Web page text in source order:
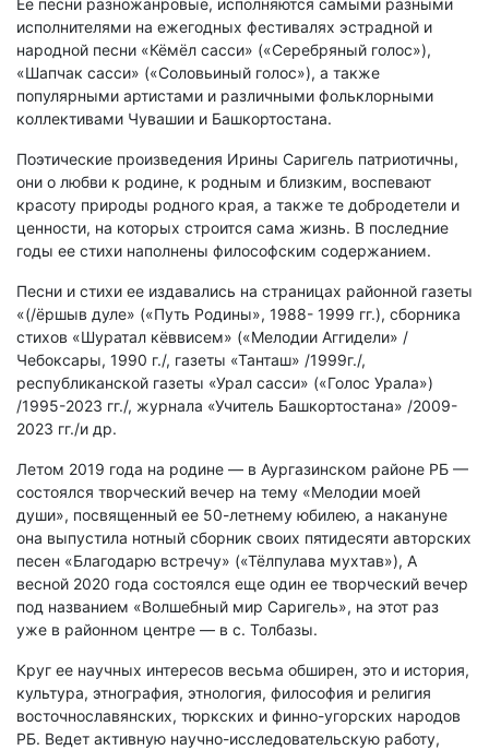
Ее песни разножанровые, исполняются самыми разными
исполнителями на ежегодных фестивалях эстрадной и
народной песни «Кёмёл сасси» («Серебряный голос»),
«Шапчак сасси» («Соловьиный голос»), а также
популярными артистами и различными фольклорными
коллективами Чувашии и Башкортостана.
Поэтические произведения Ирины Саригель патриотичны,
они о любви к родине, к родным и близким, воспевают
красоту природы родного края, а также те добродетели и
ценности, на которых строится сама жизнь. В последние
годы ее стихи наполнены философским содержанием.
Песни и стихи ее издавались на страницах районной газеты
«(/ёршыв дуле» («Путь Родины», 1988- 1999 гг.), сборника
стихов «Шуратал кёввисем» («Мелодии Аггидели» /
Чебоксары, 1990 г./, газеты «Танташ» /1999г./,
республиканской газеты «Урал сасси» («Голос Урала»)
/1995-2023 гг./, журнала «Учитель Башкортостана» /2009-
2023 гг./и др.
Летом 2019 года на родине — в Аургазинском районе РБ —
состоялся творческий вечер на тему «Мелодии моей
души», посвященный ее 50-летнему юбилею, а накануне
она выпустила нотный сборник своих пятидесяти авторских
песен «Благодарю встречу» («Тёлпулава мухтав»), А
весной 2020 года состоялся еще один ее творческий вечер
под названием «Волшебный мир Саригель», на этот раз
уже в районном центре — в с. Толбазы.
Круг ее научных интересов весьма обширен, это и история,
культура, этнография, этнология, философия и религия
восточнославянских, тюркских и финно-угорских народов
РБ. Ведет активную научно-исследовательскую работу,